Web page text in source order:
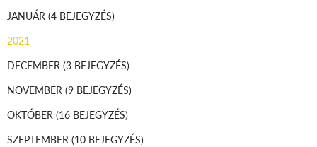
JANUÁR (4 BEJEGYZÉS)
2021
DECEMBER (3 BEJEGYZÉS)
NOVEMBER (9 BEJEGYZÉS)
OKTÓBER (16 BEJEGYZÉS)
SZEPTEMBER (10 BEJEGYZÉS)